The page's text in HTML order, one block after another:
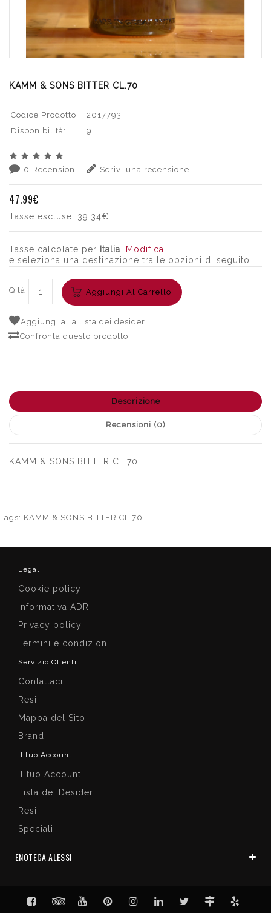
KAMM & SONS BITTER CL.70
Codice Prodotto:
2017793
Disponibilità:
9
0 Recensioni Scrivi una recensione
47.99€
Tasse escluse: 39.34€
Tasse calcolate per Italia
Modifica
e seleziona una destinazione tra le opzioni di seguito
Q.tà Aggiungi Al Carrello
Aggiungi alla lista dei desideri
Confronta questo prodotto
Descrizione
Recensioni (0)
KAMM & SONS BITTER CL.70
Tags: KAMM & SONS BITTER CL.70
Legal
Cookie policy
Informativa ADR
Privacy policy
Termini e condizioni
Servizio Clienti
Contattaci
Resi
Mappa del Sito
Brand
Il tuo Account
Il tuo Account
Lista dei Desideri
Resi
Speciali
ENOTECA ALESSI